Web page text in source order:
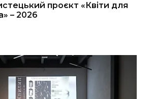
проєкт «Квіти для
– 2026